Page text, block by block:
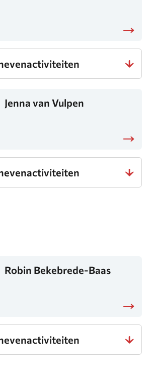
Jenna van Vulpen
Robin Bekebrede-Baas